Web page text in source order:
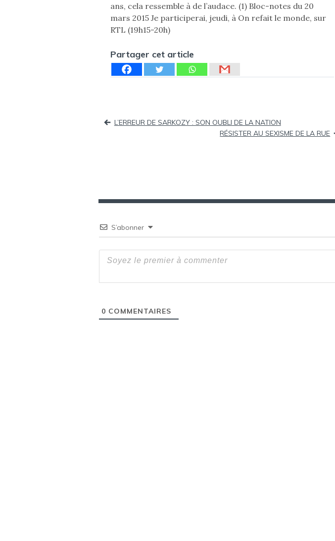
ans, cela ressemble à de l’audace. (1) Bloc-notes du 20
mars 2015 Je participerai, jeudi, à On refait le monde, sur
RTL (19h15-20h)
Partager cet article
L’ERREUR DE SARKOZY : SON OUBLI DE LA NATION
RÉSISTER AU SEXISME DE LA RUE
S’abonner
0 COMMENTAIRES